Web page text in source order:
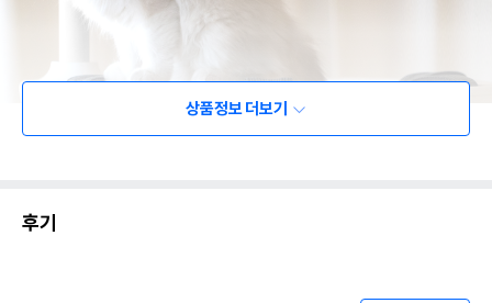
상품정보 더보기
후기